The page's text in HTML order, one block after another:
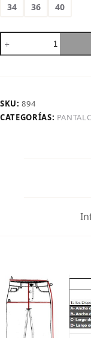
34 36 40
894
Tapa
Atras
SKU:894
CATEGORÍAS: